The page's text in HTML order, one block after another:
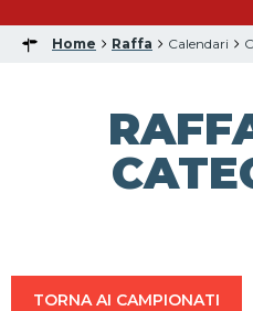
Home Raffa Calendari
TORNA AI CAMPIONATI